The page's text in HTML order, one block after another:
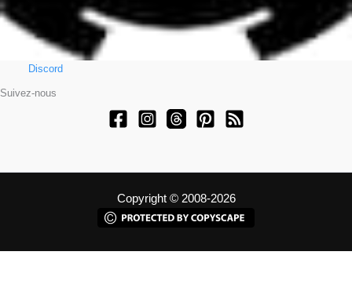
Discord
Suivez-nous
Copyright © 2008-2026